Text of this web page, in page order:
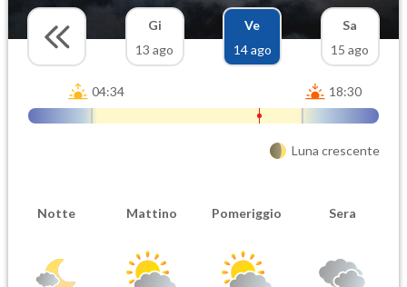
Gi
13 ago
Ve
14 ago
Sa
15 ago
04:34 18:30
Luna crescente
Notte Mattino Pomeriggio Sera